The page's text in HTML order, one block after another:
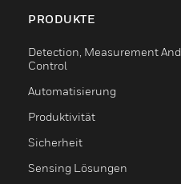
PRODUKTE
Detection, Measurement And
Control
Automatisierung
Produktivität
Sicherheit
Sensing Lösungen